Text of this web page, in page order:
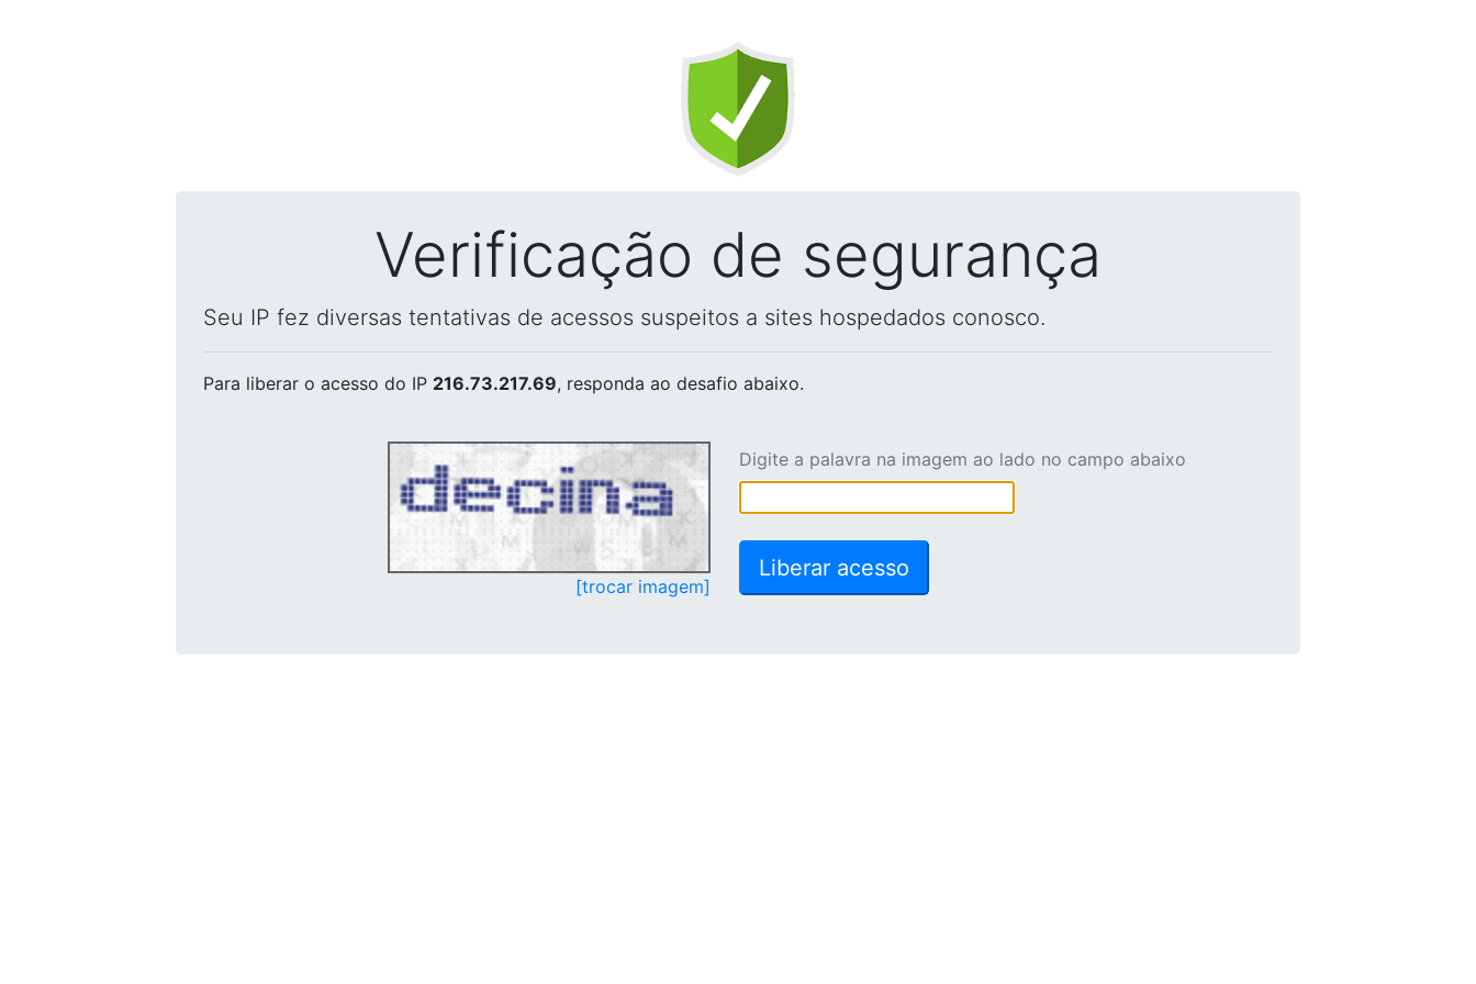
Verificação de segurança
Seu IP fez diversas tentativas de acessos suspeitos a sites hospedados conosco.
Para liberar o acesso do IP 216.73.217.69, responda ao desafio abaixo.
[trocar imagem]
Digite a palavra na imagem ao lado no campo abaixo